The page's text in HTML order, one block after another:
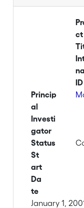
ct
ID
Princip
al
Investi
gator
Status
St
art
Da
te
January 1,